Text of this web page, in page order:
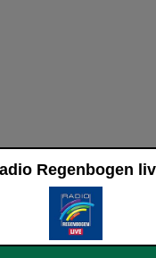
Regenbogen